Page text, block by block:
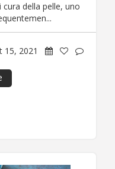
della pelle, uno
15, 2021